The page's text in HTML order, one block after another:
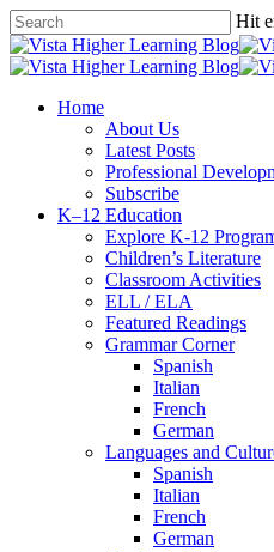
Skip
to
main
Hit
Close
Search
search
Menu
Home
About Us
Latest Posts
Professional
Subscribe
K–12 Education
Explore K-12
Children’s Literature
Classroom Activities
ELL / ELA
Featured Readings
Grammar Corner
Spanish
Italian
French
German
Languages and
Spanish
Italian
French
German